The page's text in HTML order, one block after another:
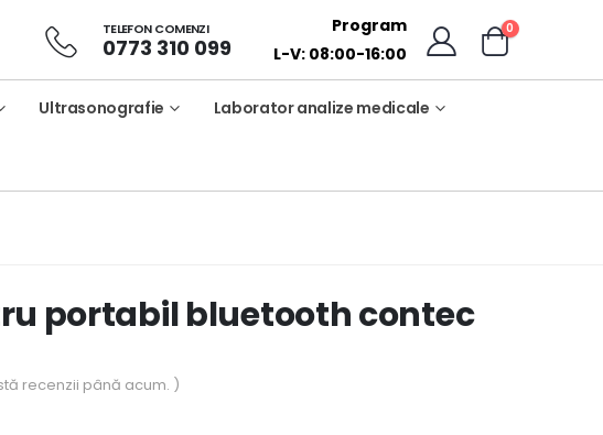
TELEFON COMENZI
0773 310 099
Program
L-V: 08:00-16:00
0
Ultrasonografie Laborator analize medicale
portabil bluetooth contec
recenzii până acum. )